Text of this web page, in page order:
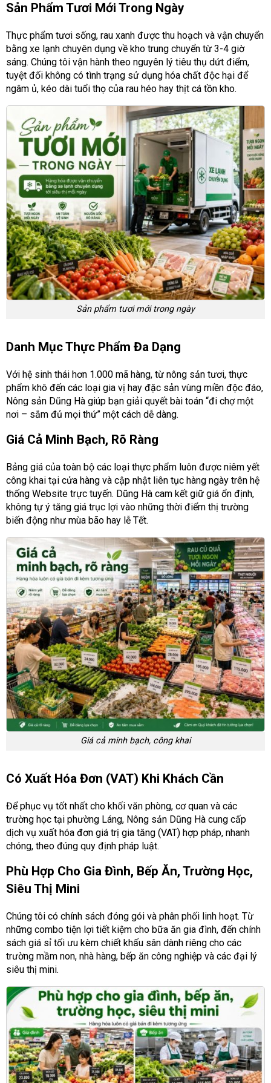
Sản Phẩm Tươi Mới Trong Ngày
Thực phẩm tươi sống, rau xanh được thu hoạch và vận chuyển
bằng xe lạnh chuyên dụng về kho trung chuyển từ 3-4 giờ
sáng. Chúng tôi vận hành theo nguyên lý tiêu thụ dứt điểm,
tuyệt đối không có tình trạng sử dụng hóa chất độc hại để
ngâm ủ, kéo dài tuổi thọ của rau héo hay thịt cá tồn kho.
Sản phẩm tươi mới trong ngày
Danh Mục Thực Phẩm Đa Dạng
Với hệ sinh thái hơn 1.000 mã hàng, từ nông sản tươi, thực
phẩm khô đến các loại gia vị hay đặc sản vùng miền độc đáo,
Nông sản Dũng Hà giúp bạn giải quyết bài toán “đi chợ một
nơi – sắm đủ mọi thứ” một cách dễ dàng.
Giá Cả Minh Bạch, Rõ Ràng
Bảng giá của toàn bộ các loại thực phẩm luôn được niêm yết
công khai tại cửa hàng và cập nhật liên tục hàng ngày trên hệ
thống Website trực tuyến. Dũng Hà cam kết giữ giá ổn định,
không tự ý tăng giá trục lợi vào những thời điểm thị trường
biến động như mùa bão hay lễ Tết.
Giá cả minh bạch, công khai
Có Xuất Hóa Đơn (VAT) Khi Khách Cần
Để phục vụ tốt nhất cho khối văn phòng, cơ quan và các
trường học tại phường Láng, Nông sản Dũng Hà cung cấp
dịch vụ xuất hóa đơn giá trị gia tăng (VAT) hợp pháp, nhanh
chóng, theo đúng quy định pháp luật.
Phù Hợp Cho Gia Đình, Bếp Ăn, Trường Học,
Siêu Thị Mini
Chúng tôi có chính sách đóng gói và phân phối linh hoạt. Từ
những combo tiện lợi tiết kiệm cho bữa ăn gia đình, đến chính
sách giá sỉ tối ưu kèm chiết khấu sân dành riêng cho các
trường mầm non, nhà hàng, bếp ăn công nghiệp và các đại lý
siêu thị mini.